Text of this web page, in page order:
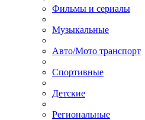
Фильмы и сериалы
Музыкальные
Авто/Мото транспорт
Спортивные
Детские
Региональные